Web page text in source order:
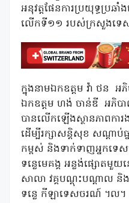
អនុវត្តផែនការប្រយុទ្ធប្រ
លើកទី១១ របស់ក្រសួងទេ
ក្នុងនាមឯកឧត្តម វ៉ា ថន អ
ឯកឧត្តម ហង់ ចាន់ឌី អភិប
បានលើកឡើងស្ថានភាពកា
ដើម្បីរក្សាសន្តិសុខ សណ្ដាប់
កម្ពស់ និងទាក់ទាញអ្នកទេ
ទន្លេមេគង្គ អន្លង់ផ្សោតមួយ
សាលា វគ្គបណ្តុះបណ្តាល
ទន្លេ កីឡាទេសចរណ៍ ។ល។